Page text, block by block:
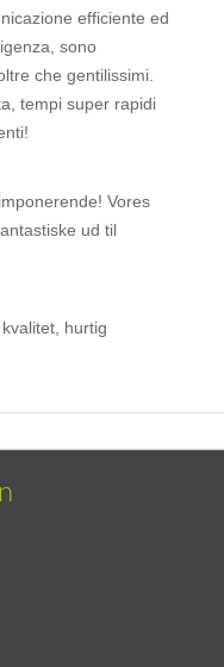
efficiente ed
sono
che gentilissimi.
tempi super rapidi
Vores
ud til
hurtig